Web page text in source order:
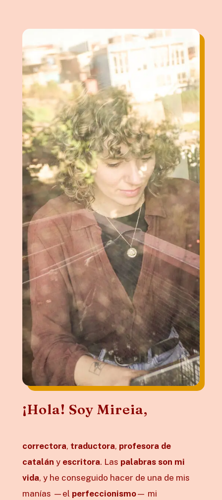
¡Hola! Soy Mireia,
correctora, traductora, profesora de
catalán y escritora. Las palabras son mi
vida, y he conseguido hacer de una de mis
manías —el perfeccionismo— mi